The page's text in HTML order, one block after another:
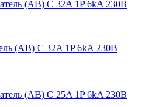
(АВ) C 32A 1P 6kA 230В